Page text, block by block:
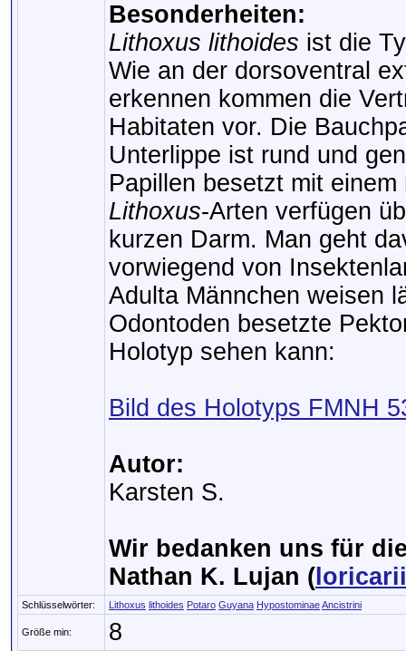
Besonderheiten:
Lithoxus lithoides ist die
Wie an der dorsoventral
erkennen kommen die
Habitaten vor. Die
Unterlippe ist rund und
Papillen besetzt mit
Lithoxus-Arten verfügen
kurzen Darm. Man geht
vorwiegend von
Adulta Männchen weisen
Odontoden besetzte
Holotyp sehen kann:
Bild des Holotyps FMNH
Autor:
Karsten S.
Wir bedanken uns für
Nathan K. Lujan (
Schlüsselwörter: Lithoxus lithoides Potaro Guyana HypostominaeAncistrini
Größe min: 8